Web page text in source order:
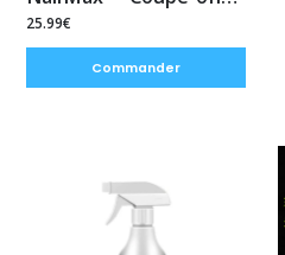
25.99€
Commander